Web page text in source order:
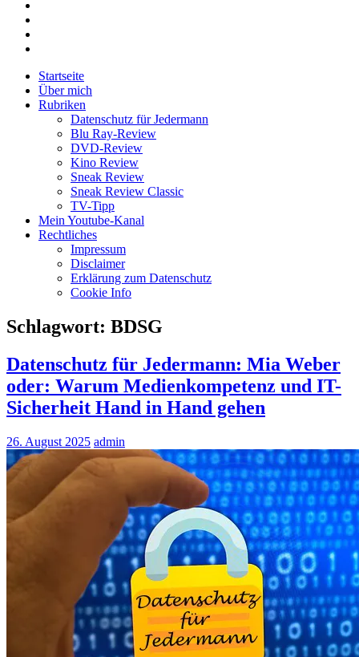
Startseite
Über mich
Rubriken
Datenschutz für Jedermann
Blu Ray-Review
DVD-Review
Kino Review
Sneak Review
Sneak Review Classic
TV-Tipp
Mein Youtube-Kanal
Rechtliches
Impressum
Disclaimer
Erklärung zum Datenschutz
Cookie Info
Schlagwort: BDSG
Datenschutz für Jedermann: Mia Weber
oder: Warum Medienkompetenz und IT-
Sicherheit Hand in Hand gehen
26. August 2025 admin